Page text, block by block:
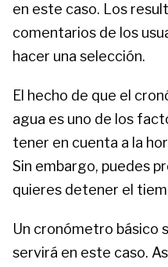
en este caso. Los
comentarios de los
hacer una selección.
El hecho de que el
agua es uno de los
tener en cuenta a la
Sin embargo, puedes
quieres detener el
Un cronómetro básico
servirá en este caso.